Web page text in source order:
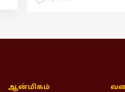
ஆன்மிகம்